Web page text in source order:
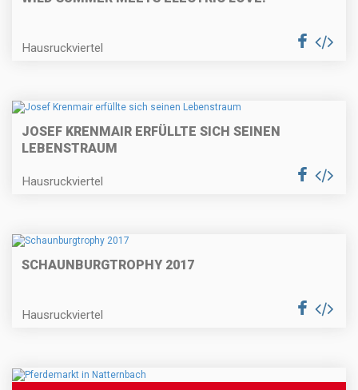
Hausruckviertel
JOSEF KRENMAIR ERFÜLLTE SICH SEINEN
LEBENSTRAUM
Hausruckviertel
SCHAUNBURGTROPHY 2017
Hausruckviertel